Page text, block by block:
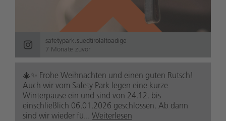
safetypark.suedtirolaltoadige
7 Monate zuvor
🎄✨ Frohe Weihnachten und einen guten Rutsch!
Auch wir vom Safety Park legen eine kurze
Winterpause ein und sind von 24.12. bis
einschließlich 06.01.2026 geschlossen. Ab dann
sind wir wieder fü... Weiterlesen